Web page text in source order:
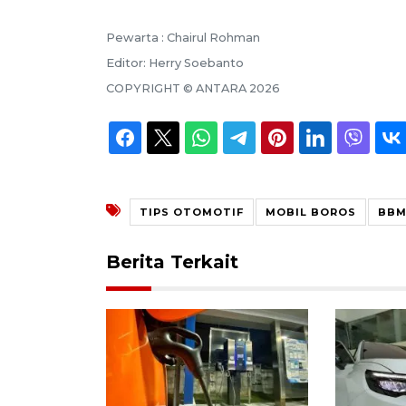
Pewarta : Chairul Rohman
Editor: Herry Soebanto
COPYRIGHT © ANTARA 2026
TIPS OTOMOTIF MOBIL BOROS BBM
Berita Terkait